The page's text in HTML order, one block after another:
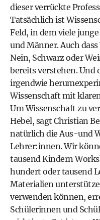
dieser verrückte
Tatsächlich ist
Feld, in dem viele
und Männer. Auch
Nein, Schwarz oder
bereits verstehen. Und
irgendwie
Wissenschaft mit
Um Wissenschaft zu
Hebel, sagt Christian
natürlich die Aus-und
Lehrer:innen. Wir
tausend Kindern
hundert oder tausend
Materialien
verwenden können,
Schülerinnen und